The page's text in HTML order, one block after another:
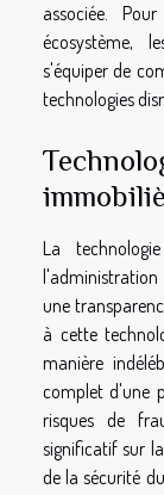
associée.
écosystème,
s'équiper de
technologies
La
une
à cette
manière
complet d'une
risques de
significatif sur
de la sécurité